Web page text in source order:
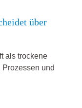
über
als trockene
und